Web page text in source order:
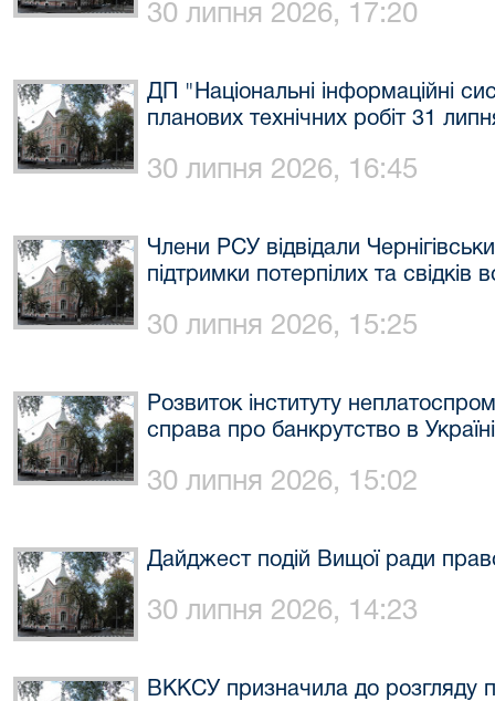
30 липня 2026, 17:20
ДП "Національні інформаційні
планових технічних робіт 31
30 липня 2026, 16:45
​Члени РСУ відвідали
підтримки потерпілих та свідків
30 липня 2026, 15:25
Розвиток інституту
справа про банкрутство в
30 липня 2026, 15:02
Дайджест подій Вищої ради
30 липня 2026, 14:23
ВККСУ призначила до розгляду